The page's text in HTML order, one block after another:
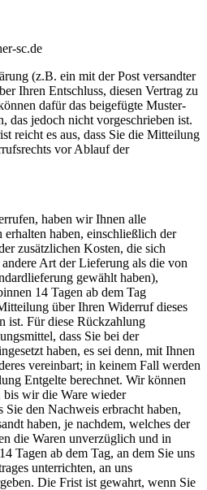
sc.de
(z.B. ein mit der Post versandter
Ihren Entschluss, diesen Vertrag zu
dafür das beigefügte Muster-
das jedoch nicht vorgeschrieben ist.
reicht es aus, dass Sie die Mitteilung
vor Ablauf der
haben wir Ihnen alle
haben, einschließlich der
zusätzlichen Kosten, die sich
andere Art der Lieferung als die von
gewählt haben),
14 Tagen ab dem Tag
über Ihren Widerruf dieses
ist. Für diese Rückzahlung
dass Sie bei der
haben, es sei denn, mit Ihnen
vereinbart; in keinem Fall werden
Entgelte berechnet. Wir können
wir die Ware wieder
Sie den Nachweis erbracht haben,
haben, je nachdem, welches der
die Waren unverzüglich und in
Tagen ab dem Tag, an dem Sie uns
unterrichten, an uns
Die Frist ist gewahrt, wenn Sie